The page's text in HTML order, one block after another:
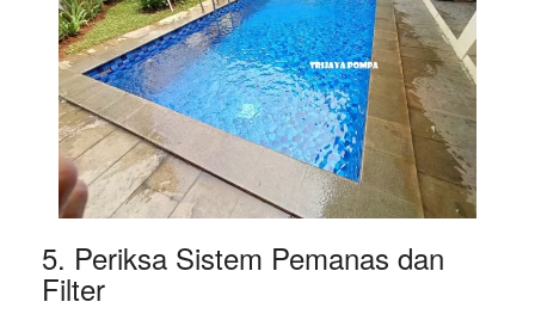
5. Periksa Sistem Pemanas dan
Filter